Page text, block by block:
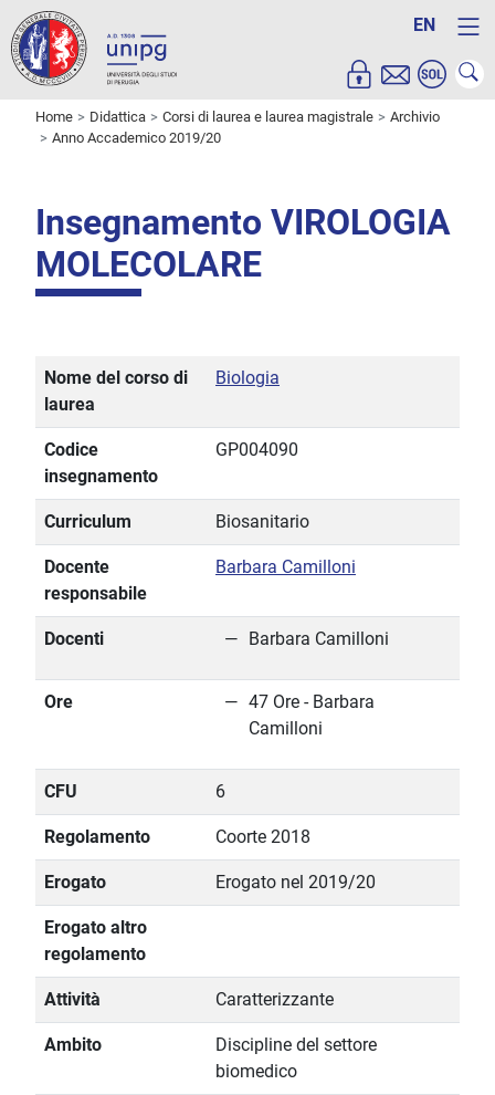
EN
Home Didattica Corsi di laurea e laurea magistrale
Archivio
Anno Accademico 2019/20
Insegnamento VIROLOGIA
MOLECOLARE
Nome del corso di
laurea
Biologia
Codice
insegnamento
GP004090
Curriculum Biosanitario
Docente
responsabile
Barbara Camilloni
Docenti Barbara Camilloni
Ore
47 Ore - Barbara
Camilloni
CFU 6
Regolamento Coorte 2018
Erogato Erogato nel 2019/20
Erogato altro
regolamento
Attività Caratterizzante
Ambito
Discipline del settore
biomedico